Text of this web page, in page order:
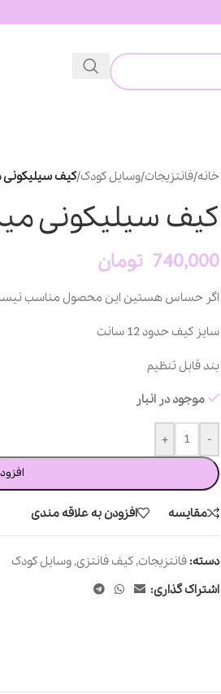
خانه/فانتزیجات/وسایل کودک/کیف
کیف سیلیکونی
740,000 تومان
اگر حساس هستین این محصول مناسب
سایز کیف حدود 12 سانت
بند قابل تنظیم
موجود در انبار
-
+
مقایسه افزودن به علاقه مندی
دسته: فانتزیجات, کیف فانتزی, وسایل کودک
اشتراک گذاری: